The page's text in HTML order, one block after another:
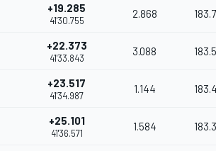
+19.285
41'30.755
2.868
+22.373
41'33.843
3.088
+23.517
41'34.987
1.144
+25.101
41'36.571
1.584